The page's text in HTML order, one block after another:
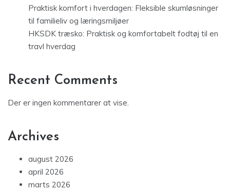
Praktisk komfort i hverdagen: Fleksible skumløsninger
til familieliv og læringsmiljøer
HKSDK træsko: Praktisk og komfortabelt fodtøj til en
travl hverdag
Recent Comments
Der er ingen kommentarer at vise.
Archives
august 2026
april 2026
marts 2026